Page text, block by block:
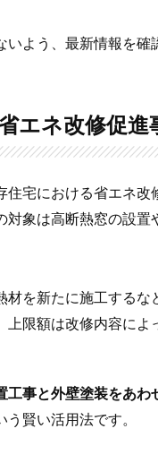
いよう、最新情報を確
エネ改修促進
住宅における省エネ
対象は高断熱窓の設
材を新たに施工する
上限額は改修内容に
工事と外壁塗装をあわ
賢い活用法です。